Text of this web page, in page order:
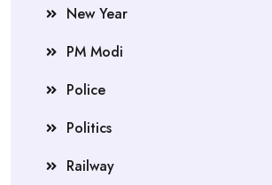
New Year
PM Modi
Police
Politics
Railway